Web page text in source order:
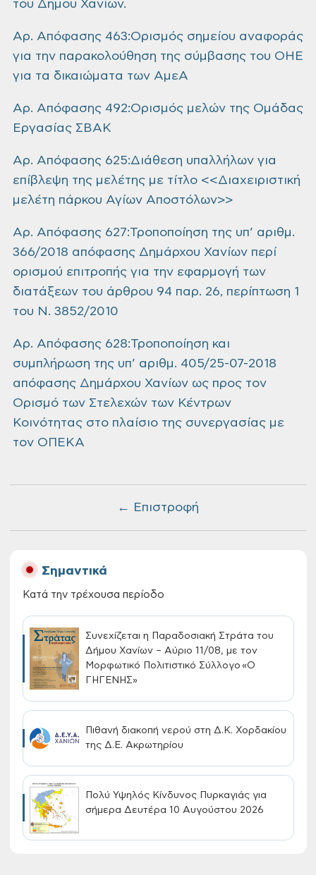
← Επιστροφή
του Δήμου Χανίων.
Αρ. Απόφασης 463:Ορισμός σημείου αναφοράς
για την παρακολούθηση της σύμβασης του ΟΗΕ
για τα δικαιώματα των ΑμεΑ
Αρ. Απόφασης 492:Ορισμός μελών της Ομάδας
Εργασίας ΣΒΑΚ
Αρ. Απόφασης 625:Διάθεση υπαλλήλων για
επίβλεψη της μελέτης με τίτλο <<Διαχειριστική
μελέτη πάρκου Αγίων Αποστόλων>>
Αρ. Απόφασης 627:Τροποποίηση της υπ’ αριθμ.
366/2018 απόφασης Δημάρχου Χανίων περί
ορισμού επιτροπής για την εφαρμογή των
διατάξεων του άρθρου 94 παρ. 26, περίπτωση 1
του Ν. 3852/2010
Αρ. Απόφασης 628:Τροποποίηση και
συμπλήρωση της υπ’ αριθμ. 405/25-07-2018
απόφασης Δημάρχου Χανίων ως προς τον
Ορισμό των Στελεχών των Κέντρων
Κοινότητας στο πλαίσιο της συνεργασίας με
τον ΟΠΕΚΑ
Σημαντικά
Κατά την τρέχουσα περίοδο
Συνεχίζεται η Παραδοσιακή Στράτα του
Δήμου Χανίων – Αύριο 11/08, με τον
Μορφωτικό Πολιτιστικό Σύλλογο «Ο
ΓΗΓΕΝΗΣ»
Πιθανή διακοπή νερού στη Δ.Κ. Χορδακίου
της Δ.Ε. Ακρωτηρίου
Πολύ Υψηλός Κίνδυνος Πυρκαγιάς για
σήμερα Δευτέρα 10 Αυγούστου 2026